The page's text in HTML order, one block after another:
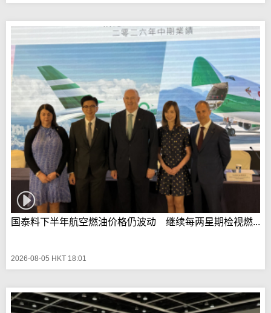
国泰料下半年航空燃油价格仍波动 继续每两星期检视燃...
2026-08-05 HKT 18:01